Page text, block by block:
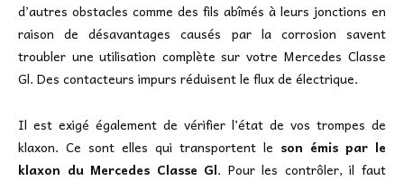
d’autres obstacles comme des fils abîmés à leurs jonctions en
raison de désavantages causés par la corrosion savent
troubler une utilisation complète sur votre Mercedes Classe
Gl. Des contacteurs impurs réduisent le flux de électrique.
Il est exigé également de vérifier l’état de vos trompes de
klaxon. Ce sont elles qui transportent le son émis par le
klaxon du Mercedes Classe Gl. Pour les contrôler, il faut